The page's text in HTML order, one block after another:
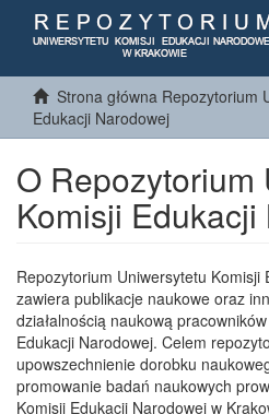
Strona główna Repozytorium
Edukacji Narodowej
O Repozytorium
Komisji
Repozytorium Uniwersytetu Komisji
zawiera publikacje naukowe oraz
działalnością naukową
Edukacji Narodowej. Celem
upowszechnienie dorobku
promowanie badań naukowych
Komisji Edukacji Narodowej w